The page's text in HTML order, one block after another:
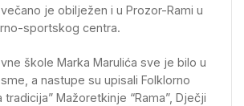
je obilježen i u Prozor-Rami u
sportskog centra.
škole Marka Marulića sve je bilo u
a nastupe su upisali Folklorno
tradicija” Mažoretkinje “Rama”, Dječji